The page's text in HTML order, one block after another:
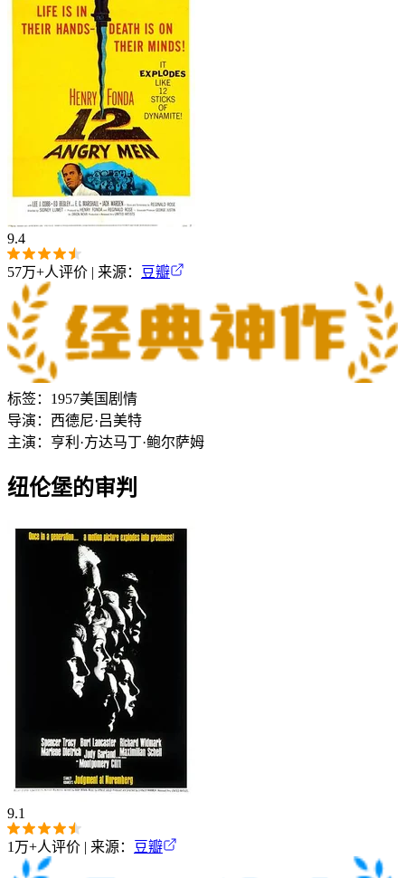
9.4
57万+人评价 | 来源： 豆瓣
标签： 1957美国 剧情
导演： 西德尼·吕美特
主演： 亨利·方达马丁·鲍尔萨姆
纽伦堡的审判
9.1
1万+人评价 | 来源： 豆瓣